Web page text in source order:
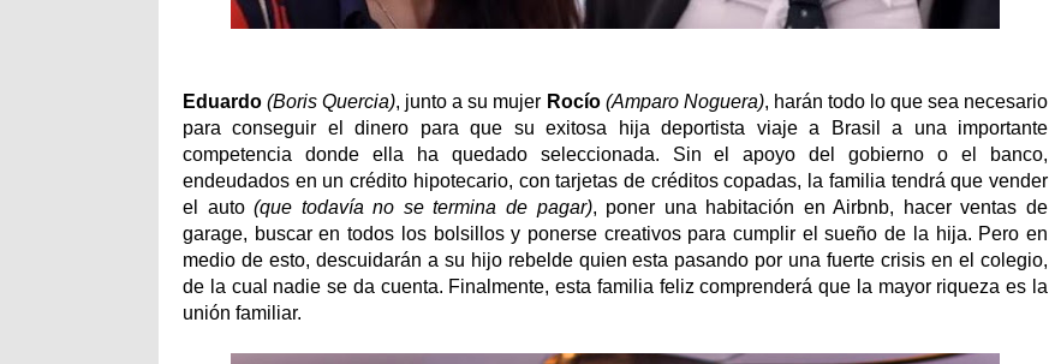
Eduardo (Boris Quercia), junto a su mujer Rocío (Amparo Noguera), harán todo lo que sea necesario
para conseguir el dinero para que su exitosa hija deportista viaje a Brasil a una importante
competencia donde ella ha quedado seleccionada. Sin el apoyo del gobierno o el banco,
endeudados en un crédito hipotecario, con tarjetas de créditos copadas, la familia tendrá que vender
el auto(que todavía no se termina de pagar), poner una habitación en Airbnb, hacer ventas de
garage, buscar en todos los bolsillos y ponerse creativos para cumplir el sueño de la hija. Pero en
medio de esto, descuidarán a su hijo rebelde quien esta pasando por una fuerte crisis en el colegio,
de la cual nadie se da cuenta. Finalmente, esta familia feliz comprenderá que la mayor riqueza es la
unión familiar.